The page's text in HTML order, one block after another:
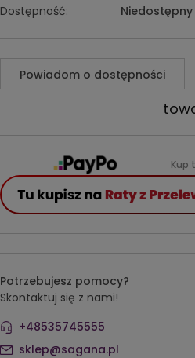
Dostępność: Niedostępny
Powiadom o dostępności
Kup
Potrzebujesz pomocy?
Skontaktuj się z nami!
+48535745555
sklep@sagana.pl